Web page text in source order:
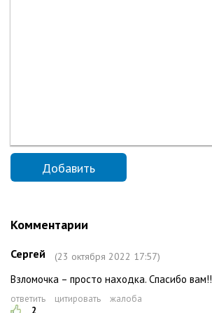
Комментарии
Сергей (23 октября 2022 17:57)
Взломочка – просто находка. Спасибо вам!!
ответить цитировать
жалоба
2